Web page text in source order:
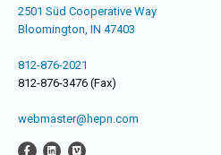
2501 Süd Cooperative Way
Bloomington, IN 47403
812-876-2021
812-876-3476 (Fax)
webmaster@hepn.com